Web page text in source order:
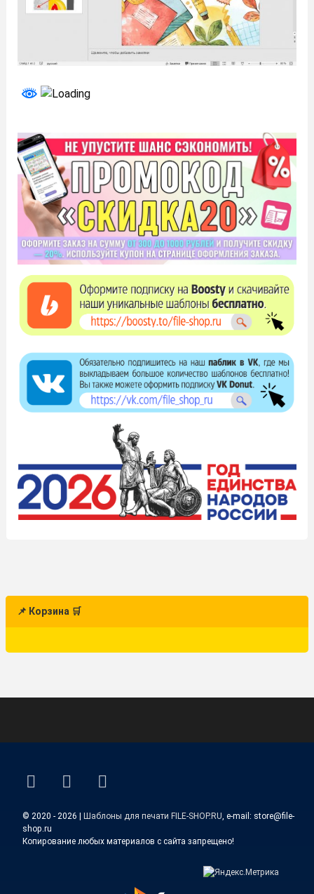
📌 Корзина 🛒
ВКонтакте
YouTube
E-mail
© 2020 - 2026 | Шаблоны для печати FILE-SHOP.RU , e-mail: store@file-
shop.ru
Копирование любых материалов с сайта запрещено!